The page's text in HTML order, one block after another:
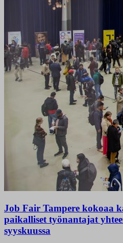
Job Fair Tampere kokoaa
paikalliset työnantajat
syyskuussa